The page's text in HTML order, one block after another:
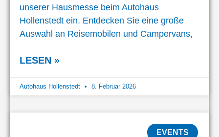
unserer Hausmesse beim Autohaus
Hollenstedt ein. Entdecken Sie eine große
Auswahl an Reisemobilen und Campervans,
LESEN »
Autohaus Hollenstedt 8. Februar 2026
EVENTS